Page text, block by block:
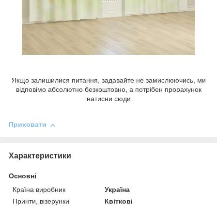
Якщо залишилися питання, задавайте не замислюючись, ми
відповімо абсолютно безкоштовно, а потрібен прорахунок
натисни сюди
Приховати
Характеристики
Основні
Країна виробник
Україна
Принти, візерунки
Квіткові